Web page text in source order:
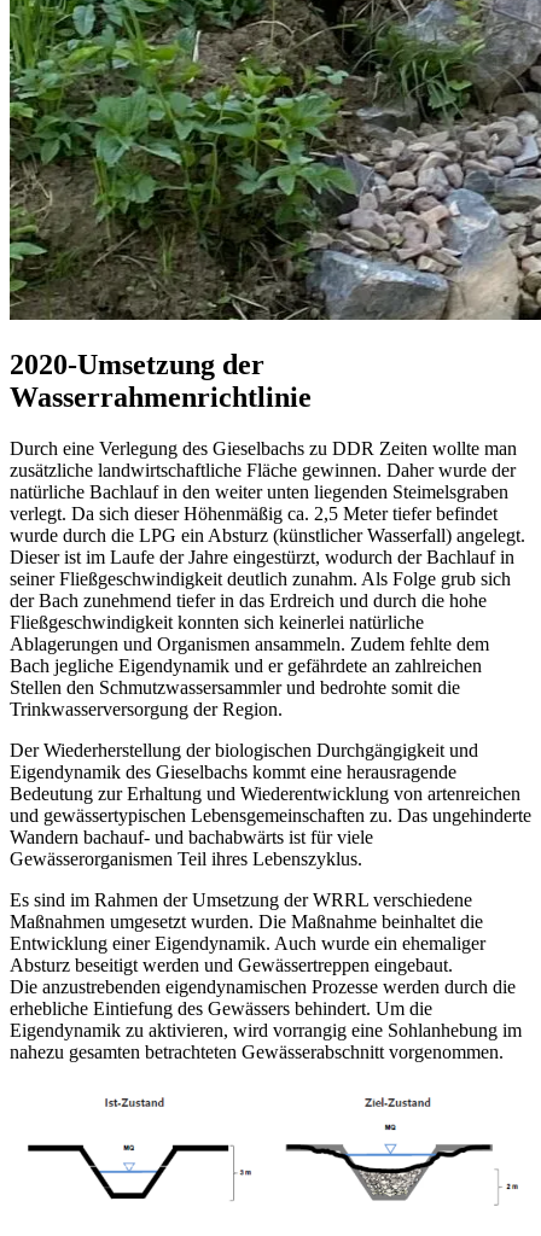
2020-Umsetzung der
Wasserrahmenrichtlinie
Durch eine Verlegung des Gieselbachs zu DDR Zeiten wollte man
zusätzliche landwirtschaftliche Fläche gewinnen. Daher wurde der
natürliche Bachlauf in den weiter unten liegenden Steimelsgraben
verlegt. Da sich dieser Höhenmäßig ca. 2,5 Meter tiefer befindet
wurde durch die LPG ein Absturz (künstlicher Wasserfall) angelegt.
Dieser ist im Laufe der Jahre eingestürzt, wodurch der Bachlauf in
seiner Fließgeschwindigkeit deutlich zunahm. Als Folge grub sich
der Bach zunehmend tiefer in das Erdreich und durch die hohe
Fließgeschwindigkeit konnten sich keinerlei natürliche
Ablagerungen und Organismen ansammeln. Zudem fehlte dem
Bach jegliche Eigendynamik und er gefährdete an zahlreichen
Stellen den Schmutzwassersammler und bedrohte somit die
Trinkwasserversorgung der Region.
Der Wiederherstellung der biologischen Durchgängigkeit und
Eigendynamik des Gieselbachs kommt eine herausragende
Bedeutung zur Erhaltung und Wiederentwicklung von artenreichen
und gewässertypischen Lebensgemeinschaften zu. Das ungehinderte
Wandern bachauf- und bachabwärts ist für viele
Gewässerorganismen Teil ihres Lebenszyklus.
Es sind im Rahmen der Umsetzung der WRRL verschiedene
Maßnahmen umgesetzt wurden. Die Maßnahme beinhaltet die
Entwicklung einer Eigendynamik. Auch wurde ein ehemaliger
Absturz beseitigt werden und Gewässertreppen eingebaut.
Die anzustrebenden eigendynamischen Prozesse werden durch die
erhebliche Eintiefung des Gewässers behindert. Um die
Eigendynamik zu aktivieren, wird vorrangig eine Sohlanhebung im
nahezu gesamten betrachteten Gewässerabschnitt vorgenommen.